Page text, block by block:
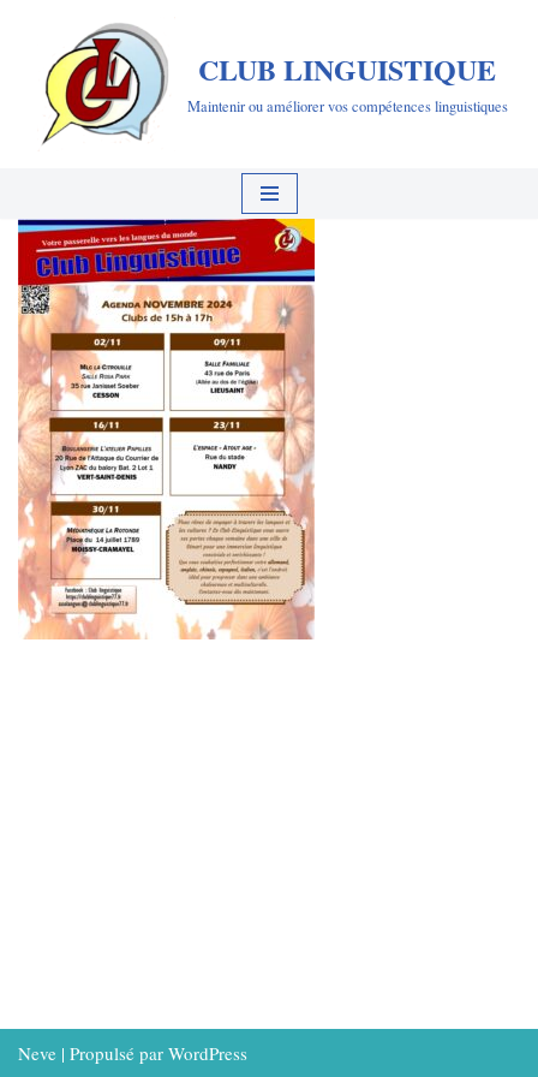
Aller
contenu
CLUB LINGUISTIQUE
Maintenir ou améliorer vos compétences linguistiques
Neve | Propulsé par WordPress